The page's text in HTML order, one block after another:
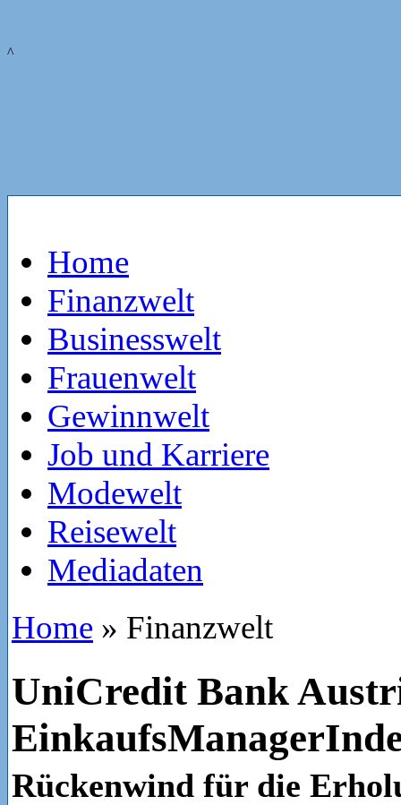
^
Home
Finanzwelt
Businesswelt
Frauenwelt
Gewinnwelt
Job und Karriere
Modewelt
Reisewelt
Mediadaten
Home » Finanzwelt
UniCredit Bank
Rückenwind für die